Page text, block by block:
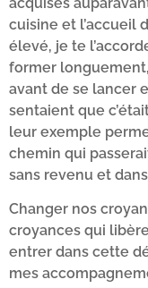
cuisine et l’accueil
élevé, je te
former
avant de se lancer
sentaient que
leur exemple
chemin qui
sans revenu et
Changer nos
croyances qui
entrer dans cette
mes